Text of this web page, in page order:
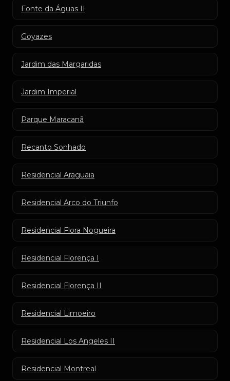
Fonte da Águas II
Goyazes
Jardim das Margaridas
Jardim Imperial
Parque Maracanã
Recanto Sonhado
Residencial Araguaia
Residencial Arco do Triunfo
Residencial Flora Nogueira
Residencial Florença I
Residencial Florença II
Residencial Limoeiro
Residencial Los Angeles II
Residencial Montreal